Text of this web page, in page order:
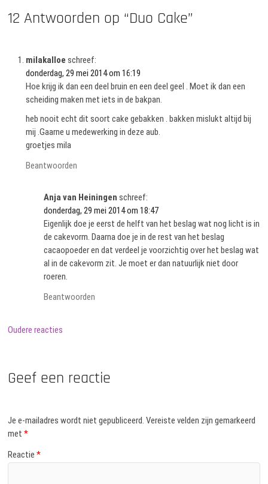
12 Antwoorden op “Duo Cake”
milakalloe schreef:
donderdag, 29 mei 2014 om 16:19
Hoe krijg ik dan een deel bruin en een deel geel . Moet ik dan een
scheiding maken met iets in de bakpan.
heb nooit echt dit soort cake gebakken . bakken mislukt altijd bij
mij .Gaarne u medewerking in deze aub.
groetjes mila
Beantwoorden
Anja van Heiningen schreef:
donderdag, 29 mei 2014 om 18:47
Eigenlijk doe je eerst de helft van het beslag wat nog licht is in
de cakevorm. Daarna doe je in de rest van het beslag
cacaopoeder en dat verdeel je voorzichtig over het beslag wat
al in de cakevorm zit. Je moet er dan natuurlijk niet door
roeren.
Beantwoorden
Reactie
Oudere reacties
Geef een reactie
Je e-mailadres wordt niet gepubliceerd. Vereiste velden zijn gemarkeerd
met*
Reactie*